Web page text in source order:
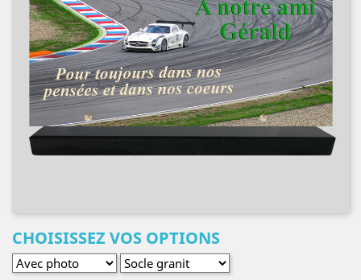
CHOISISSEZ VOS OPTIONS